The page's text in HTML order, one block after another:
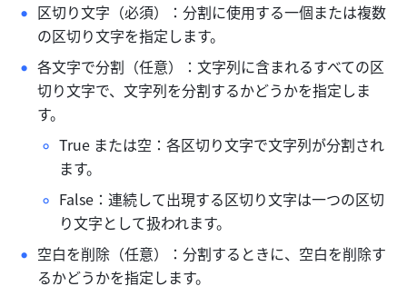
区切り文字（必須）：分割に使用する一個または複数
の区切り文字を指定します。
各文字で分割（任意）：文字列に含まれるすべての区
切り文字で、文字列を分割するかどうかを指定しま
す。
True または空：各区切り文字で文字列が分割され
ます。
False：連続して出現する区切り文字は一つの区切
り文字として扱われます。
空白を削除（任意）：分割するときに、空白を削除す
るかどうかを指定します。